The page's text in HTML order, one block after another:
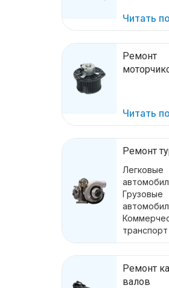
Читать
Ремонт
Читать
Ремонт
Легковые
Грузовые
транспорт
Ремонт
валов